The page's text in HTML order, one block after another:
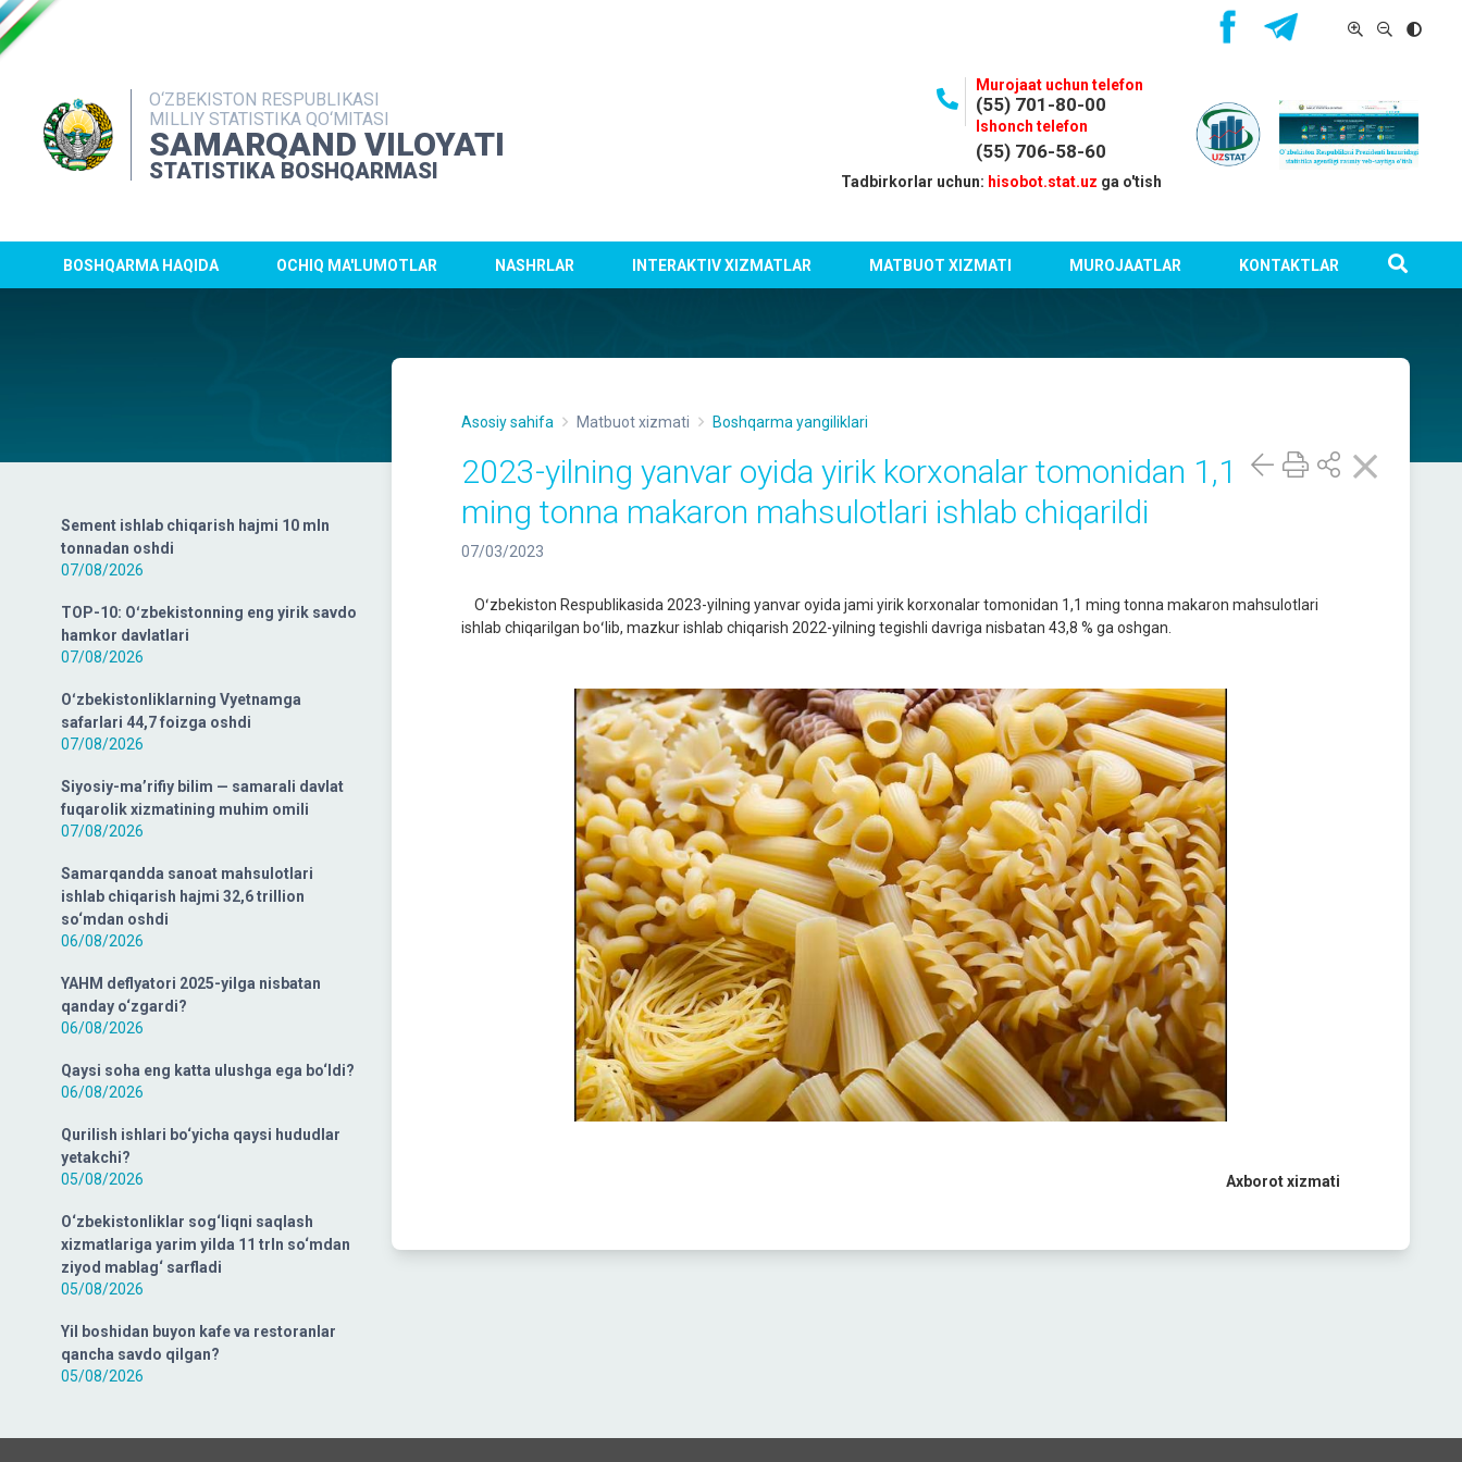
O‘ZBEKISTON RESPUBLIKASI
MILLIY STATISTIKA QO‘MITASI
SAMARQAND VILOYATI
STATISTIKA BOSHQARMASI
Murojaat uchun telefon
(55) 701-80-00
Ishonch telefon
(55) 706-58-60
Tadbirkorlar uchun: hisobot.stat.uz ga o'tish
BOSHQARMA HAQIDA OCHIQ MA'LUMOTLAR NASHRLAR INTERAKTIV XIZMATLAR MATBUOT XIZMATI MUROJAATLAR KONTAKTLAR
Sement ishlab chiqarish hajmi 10 mln
tonnadan oshdi
07/08/2026
TOP-10: Oʻzbekistonning eng yirik savdo
hamkor davlatlari
07/08/2026
Oʻzbekistonliklarning Vyetnamga
safarlari 44,7 foizga oshdi
07/08/2026
Siyosiy-ma’rifiy bilim — samarali davlat
fuqarolik xizmatining muhim omili
07/08/2026
Samarqandda sanoat mahsulotlari
ishlab chiqarish hajmi 32,6 trillion
so‘mdan oshdi
06/08/2026
YAHM deflyatori 2025-yilga nisbatan
qanday o‘zgardi?
06/08/2026
Qaysi soha eng katta ulushga ega bo‘ldi?
06/08/2026
Qurilish ishlari bo‘yicha qaysi hududlar
yetakchi?
05/08/2026
O‘zbekistonliklar sog‘liqni saqlash
xizmatlariga yarim yilda 11 trln so‘mdan
ziyod mablag‘ sarfladi
05/08/2026
Yil boshidan buyon kafe va restoranlar
qancha savdo qilgan?
05/08/2026
Asosiy sahifa Matbuot xizmati Boshqarma yangiliklari
2023-yilning yanvar oyida yirik korxonalar tomonidan 1,1
ming tonna makaron mahsulotlari ishlab chiqarildi
07/03/2023
Oʻzbekiston Respublikasida 2023-yilning yanvar oyida jami yirik korxonalar tomonidan 1,1 ming tonna makaron mahsulotlari
ishlab chiqarilgan boʻlib, mazkur ishlab chiqarish 2022-yilning tegishli davriga nisbatan 43,8 % ga oshgan.
Axborot xizmati